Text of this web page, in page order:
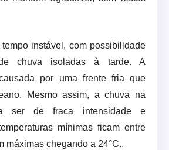
instável, com possibilidade
chuva isoladas à tarde. A
por uma frente fria que
Mesmo assim, a chuva na
ser de fraca intensidade e
mínimas ficam entre
máximas chegando a 24°C..